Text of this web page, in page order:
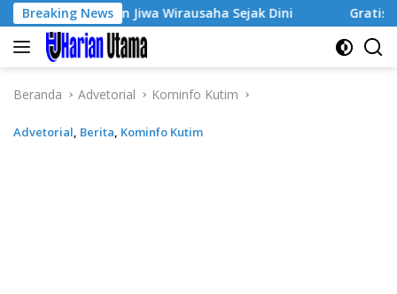
Langsung
ke
konten
Breaking News
Jiwa Wirausaha Sejak Dini GratisPol Sukses
Beranda Advetorial Kominfo Kutim
Advetorial, Berita, Kominfo Kutim